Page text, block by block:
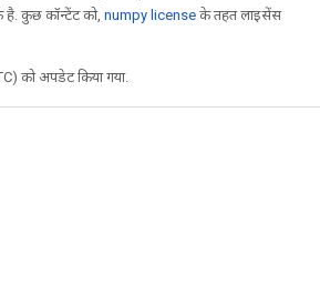
है. कुछ कॉन्टेंट को, numpy license के तहत लाइसेंस
को अपडेट किया गया.